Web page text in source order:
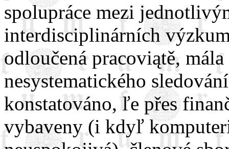
spolupráce mezi
interdisciplinárních
odloučená pracoviątě,
nesystematického
konstatováno, ľe přes
vybaveny (i kdyľ